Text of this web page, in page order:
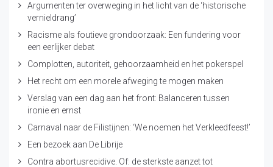
Argumenten ter overweging in het licht van de ‘historische
vernieldrang’
Racisme als foutieve grondoorzaak: Een fundering voor
een eerlijker debat
Complotten, autoriteit, gehoorzaamheid en het pokerspel
Het recht om een morele afweging te mogen maken
Verslag van een dag aan het front: Balanceren tussen
ironie en ernst
Carnaval naar de Filistijnen: ‘We noemen het Verkleedfeest!’
Een bezoek aan De Librije
Contra abortusrecidive. Of: de sterkste aanzet tot